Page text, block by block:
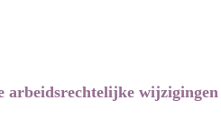
arbeidsrechtelijke wijzigingen